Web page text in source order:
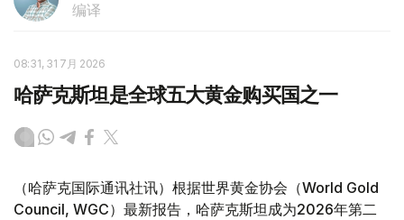
编译
08:31, 31 7月 2026
哈萨克斯坦是全球五大黄金购买国之一
（哈萨克国际通讯社讯）根据世界黄金协会（World Gold
Council, WGC）最新报告，哈萨克斯坦成为2026年第二